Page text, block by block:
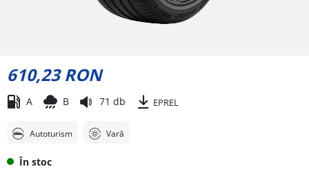
610,23 RON
A B 71 db EPREL
Autoturism Vară
În stoc